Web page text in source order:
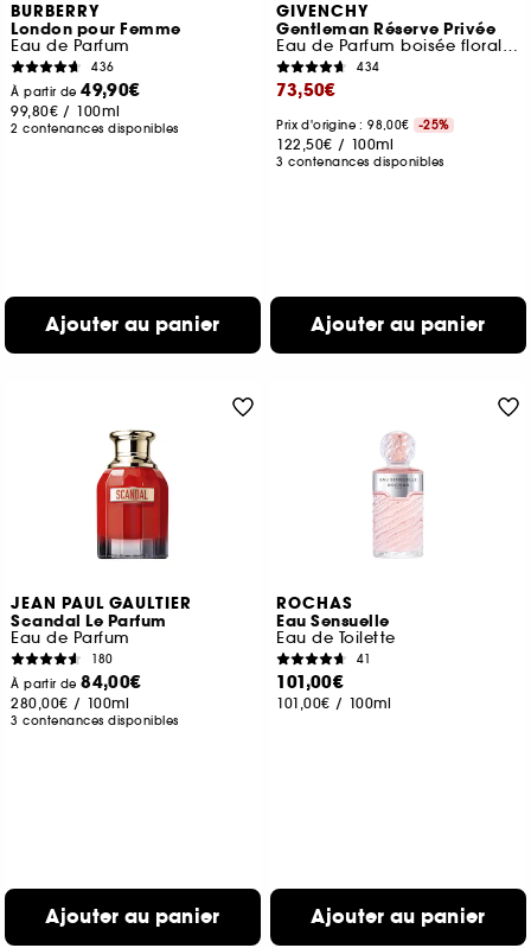
BURBERRY
London pour Femme
Eau de Parfum
436
À partir de49,90€
99,80€ / 100ml
2 contenances disponibles
Ajouter au panier
GIVENCHY
Gentleman Réserve Privée
Eau de Parfum boisée florale ambrée pour homme
434
73,50€
Prix d'origine : 98,00€ -25%
122,50€ / 100ml
3 contenances disponibles
Ajouter au panier
JEAN PAUL GAULTIER
Scandal Le Parfum
Eau de Parfum
180
À partir de84,00€
280,00€ / 100ml
3 contenances disponibles
Ajouter au panier
ROCHAS
Eau Sensuelle
Eau de Toilette
41
101,00€
101,00€ / 100ml
Ajouter au panier